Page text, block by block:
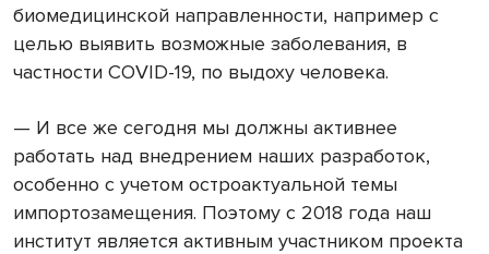
биомедицинской направленности, например с
целью выявить возможные заболевания, в
частности COVID-19, по выдоху человека.
— И все же сегодня мы должны активнее
работать над внедрением наших разработок,
особенно с учетом остроактуальной темы
импортозамещения. Поэтому с 2018 года наш
институт является активным участником проекта